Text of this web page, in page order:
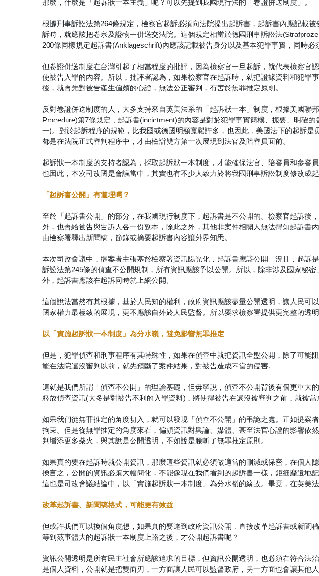
那麼，什麼是「起訴狀一本主義」呢？可以先提到我國現行法的「卷證併送制度」。
根據刑事訴訟法第264條規定，檢察官起訴必須向法院提出起訴書，起訴書內應記載
訴時，就應該把卷宗及證物一併送交法院。這個規定相當於德國刑事訴訟法
200條同樣規定起訴書(Anklageschrift)內應該記載被告身分以及基本犯罪事實，同時必
但卷證併送制度在台灣引起了相當程度的批評，因為檢察官一旦起訴，就代表檢察官
使被告入罪的內容。所以，批評者認為，如果檢察官在起訴時，就把證據資料和犯罪
後，就會先對被告產生偏頗的心證，無法公正審判，有害於無罪推定原則。
反對卷證併送制度的人，大多支持來自英美法系的「起訴狀一本」制度，根據美國聯
Procedure)第7條規定，起訴書(indictment)的內容是對於犯罪事實簡樸、扼要、明確
一)。對於起訴程序的規範，比我國或德國明顯寬鬆許多，也因此，美國法下的起訴是
都是在法院正式審判程序中，才由檢辯雙方第一次展現到法官及陪審員面前。
起訴狀一本制度的支持者認為，採取起訴狀一本制度，才能確保法官、陪審員和參審
也因此，本次司改國是會議當中，其實也有不少人致力於將我國刑事訴訟制度修改成起
「起訴書公開」有道理嗎？
至於「起訴書公開」的部分，在我國現行制度下，起訴書是不公開的。檢察官起訴後
外，也會給被告與告訴人各一份副本，除此之外，其他非案件相關人無法得知起訴書
由檢察署釋出新聞稿，節錄或摘要起訴書內容讓外界知悉。
本次司改會議中，提案者主張基於檢察署資訊陽光化，起訴書應該公開。況且，起訴
訴訟法第245條的偵查不公開規制，所有資訊應該予以公開。所以，除非涉及國家秘
外，起訴書應該在起訴同時就上網公開。
這個說法當然有其根據，基於人民知的權利，政府資訊應該盡量公開透明，讓人民可
國家權力最極致的展現，更不應該自外於人民監督。所以要求檢察署提供更完整的透明
以「實施起訴狀一本制度」為分水嶺，避免影響無罪推定
但是，犯罪偵查和刑事程序有其特殊性，如果在偵查中就把資訊全盤公開，除了可能
能在法院還沒審判以前，就先預斷了案件結果，對被告造成不當的侵害。
這就是我們所謂「偵查不公開」的理論基礎，但毋寧說，偵查不公開背後有個更重大
釋放偵查資訊(大多是對被告不利的入罪資料)，將使得被告在還沒被審判之前，就被當
如果我們從無罪推定的角度切入，就可以發現「偵查不公開」的弔詭之處。正如提案
拘束。但是從無罪推定的角度來看，偏頗資訊對輿論、媒體、甚至法官心證的影響依
判增添更多柴火，與其說是公開透明，不如說是腰斬了無罪推定原則。
如果真的要在起訴時就公開資訊，那麼這些資訊就必須做適當的刪減或保密，在個人
換言之，公開的資訊必須大幅簡化，不能像現在我們看到的起訴書一樣，鉅細靡遺地
這也是司改會議結論中，以「實施起訴狀一本制度」為分水嶺的緣故。畢竟，在英美
改革起訴書、新聞稿格式，可能更有效益
但或許我們可以換個角度想，如果真的要達到政府資訊公開，直接改革起訴書或新聞
等到茲事體大的起訴狀一本制度上路之後，才公開起訴書呢？
資訊公開透明是所有民主社會所應該追求的目標，但資訊公開透明，也必須在符合法
是個人資料，公開就是把雙面刃，一方面讓人民可以監督政府，另一方面也會讓其他人